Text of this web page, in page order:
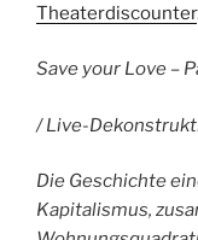
Theaterdiscounter
Save your Love –
/ Live-
Die Geschichte
Kapitalismus,